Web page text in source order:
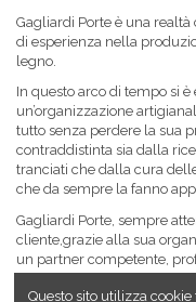
Maniglia
Verniciatura
Finiture
Telaio
Marca Gagliardi Industrie
Gagliardi Porte è una
di esperienza nella
legno.
In questo arco di tempo si
un’organizzazione
tutto senza perdere la sua
contraddistinta sia dalla
tranciati che dalla cura
che da sempre la fanno
Gagliardi Porte, sempre
cliente,grazie alla sua
un partner competente,
Questo sito utilizza